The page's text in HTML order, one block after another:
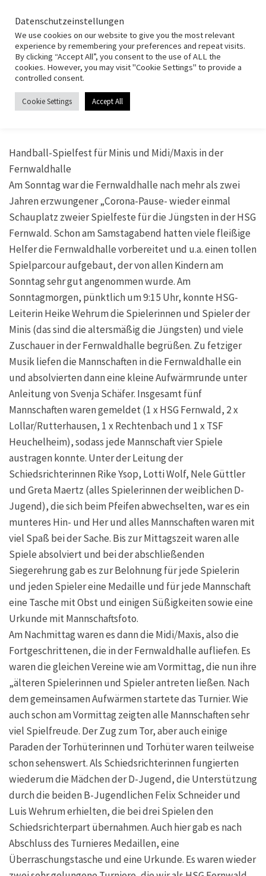
Zum Inhalt springen
HSG Fernwald
Start »News Minispielfest
Minispielfest
Handball-Spielfest für Minis und Midi/Maxis in der
Fernwaldhalle
Am Sonntag war die Fernwaldhalle nach mehr als zwei
Jahren erzwungener „Corona-Pause- wieder einmal
Schauplatz zweier Spielfeste für die Jüngsten in der HSG
Fernwald. Schon am Samstagabend hatten viele fleißige
Helfer die Fernwaldhalle vorbereitet und u.a. einen tollen
Spielparcour aufgebaut, der von allen Kindern am
Sonntag sehr gut angenommen wurde. Am
Sonntagmorgen, pünktlich um 9:15 Uhr, konnte HSG-
Leiterin Heike Wehrum die Spielerinnen und Spieler der
Minis (das sind die altersmäßig die Jüngsten) und viele
Zuschauer in der Fernwaldhalle begrüßen. Zu fetziger
Musik liefen die Mannschaften in die Fernwaldhalle ein
und absolvierten dann eine kleine Aufwärmrunde unter
Anleitung von Svenja Schäfer. Insgesamt fünf
Mannschaften waren gemeldet (1 x HSG Fernwald, 2 x
Lollar/Rutterhausen, 1 x Rechtenbach und 1 x TSF
Heuchelheim), sodass jede Mannschaft vier Spiele
austragen konnte. Unter der Leitung der
Schiedsrichterinnen Rike Ysop, Lotti Wolf, Nele Güttler
und Greta Maertz (alles Spielerinnen der weiblichen D-
Jugend), die sich beim Pfeifen abwechselten, war es ein
munteres Hin- und Her und alles Mannschaften waren mit
viel Spaß bei der Sache. Bis zur Mittagszeit waren alle
Spiele absolviert und bei der abschließenden
Siegerehrung gab es zur Belohnung für jede Spielerin
und jeden Spieler eine Medaille und für jede Mannschaft
eine Tasche mit Obst und einigen Süßigkeiten sowie eine
Urkunde mit Mannschaftsfoto.
Am Nachmittag waren es dann die Midi/Maxis, also die
Fortgeschrittenen, die in der Fernwaldhalle aufliefen. Es
waren die gleichen Vereine wie am Vormittag, die nun ihre
„älteren Spielerinnen und Spieler antreten ließen. Nach
dem gemeinsamen Aufwärmen startete das Turnier. Wie
auch schon am Vormittag zeigten alle Mannschaften sehr
viel Spielfreude. Der Zug zum Tor, aber auch einige
Paraden der Torhüterinnen und Torhüter waren teilweise
schon sehenswert. Als Schiedsrichterinnen fungierten
wiederum die Mädchen der D-Jugend, die Unterstützung
durch die beiden B-Jugendlichen Felix Schneider und
Luis Wehrum erhielten, die bei drei Spielen den
Schiedsrichterpart übernahmen. Auch hier gab es nach
Abschluss des Turnieres Medaillen, eine
Überraschungstasche und eine Urkunde. Es waren wieder
Datenschutzeinstellungen
We use cookies on our website to give you the most relevant
experience by remembering your preferences and repeat visits.
By clicking “Accept All”, you consent to the use of ALL the
cookies. However, you may visit "Cookie Settings" to provide a
controlled consent.
Cookie Settings Accept All